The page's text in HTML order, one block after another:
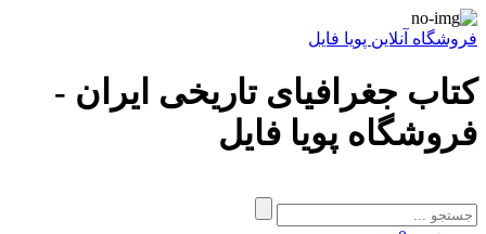
فروشگاه آنلاین پویا فایل
کتاب جغرافیای تاریخی ایران -
فروشگاه پویا فایل